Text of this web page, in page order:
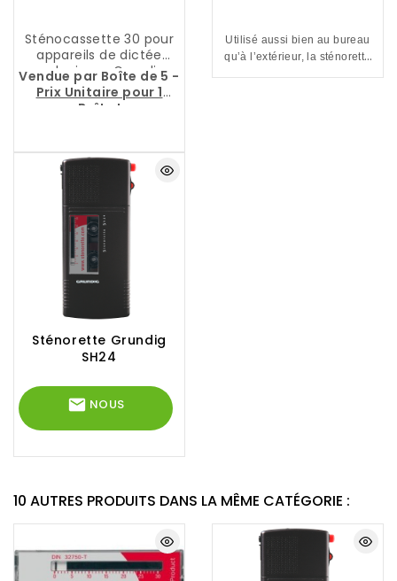
Sténocassette 30 pour
appareils de dictée
analogiques Grundig,
portables ou
stationnaires avec
Vendue par Boîte de 5 -
Prix Unitaire pour 1
Boîte
!
Utilisé aussi bien au bureau
qu’à l’extérieur, la sténorette
Sténorette Grundig
SH24
mail NOUS
e
i
s
t
r
10 AUTRES PRODUITS DANS LA MÊME CATÉGORIE :